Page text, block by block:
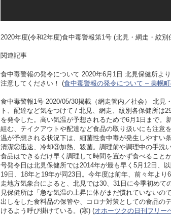
2020年度(令和2年度)食中毒警報第1号 (北見・網走・紋別
関連記事
食中毒警報の発令について 2020年6月1日 北見保健所よ
注意してください！ (食中毒警報の発令について – 美幌
食中毒警報1号 2020/05/30掲載（網走管内／社会） 北見
ト、配達など気をつけて / 北見、網走、紋別各保健所は
を発令した。高い気温が予想されるためで6月1日まで。
組む、テイクアウトや配達など食品の取り扱いにも注意
温が予想される状況下は、細菌性食中毒が発生しやすい
清潔②迅速、冷却③加熱、殺菌。調理前や調理中の手洗い
食品はできるだけ早く調理して時間を置かず食べること
号発令日は北見保健所では2014年が最も早く5月12日、
19日、18年と19年が同23日。今年度は前年、前々年よ
走地方気象台によると、北見では30、31日に今季初めて
見保健所は「急な気温の上昇に体がまだ慣れていないの
出しをした食料品の保管や、コロナ対策としての食品の
けるよう呼び掛けている。(寒) (オホーツクの日刊フリー